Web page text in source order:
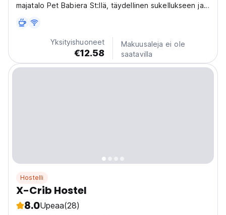
majatalo Pet Babiera St:llä, täydellinen sukellukseen ja
merieläinten ystäville! (Auto-translated from original
Yksityishuoneet
€12.58
Makuusaleja ei ole
saatavilla
Hostelli
X-Crib Hostel
8.0Upeaa(28)